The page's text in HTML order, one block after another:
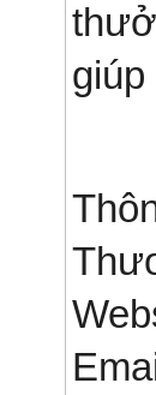
giúp